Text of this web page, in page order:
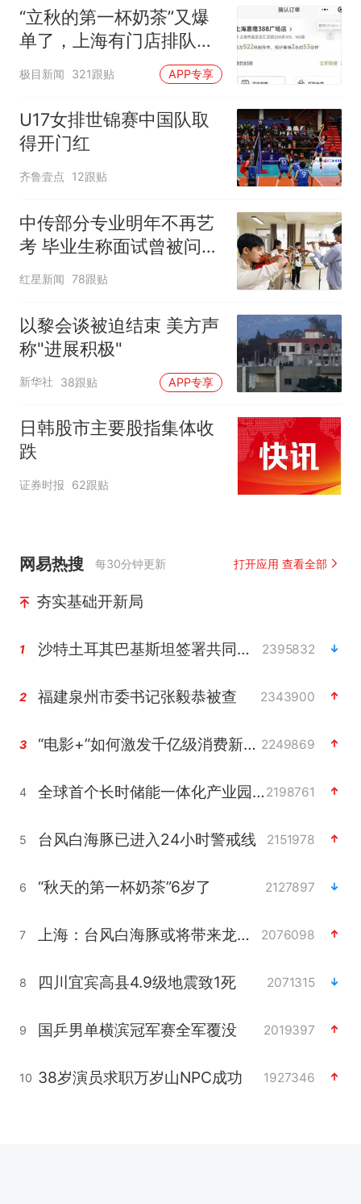
“立秋的第一杯奶茶”又爆
单了，上海有门店排队超
500杯，店员：今天奶茶
店都很忙，要等2个多小
时
极目新闻 321跟贴 APP专享
U17女排世锦赛中国队取
得开门红
齐鲁壹点 12跟贴
中传部分专业明年不再艺
考 毕业生称面试曾被问
“如何策划晚会” 专家：遏
红星新闻 78跟贴
以黎会谈被迫结束 美方声
称"进展积极"
新华社 38跟贴 APP专享
日韩股市主要股指集体收
跌
证券时报 62跟贴
网易热搜 每30分钟更新 打开应用 查看全部
夯实基础开新局
1 沙特土耳其巴基斯坦签署共同防务协议 2395832
2 福建泉州市委书记张毅恭被查 2343900
3 “电影+”如何激发千亿级消费新活力？ 2249869
4 全球首个长时储能一体化产业园量产2198761
5 台风白海豚已进入24小时警戒线 2151978
6 “秋天的第一杯奶茶”6岁了 2127897
7 上海：台风白海豚或将带来龙卷风 2076098
8 四川宜宾高县4.9级地震致1死 2071315
9 国乒男单横滨冠军赛全军覆没 2019397
10 38岁演员求职万岁山NPC成功 1927346